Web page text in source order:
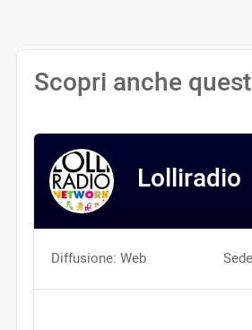
Scopri anche
Lolliradio
Diffusione: Web